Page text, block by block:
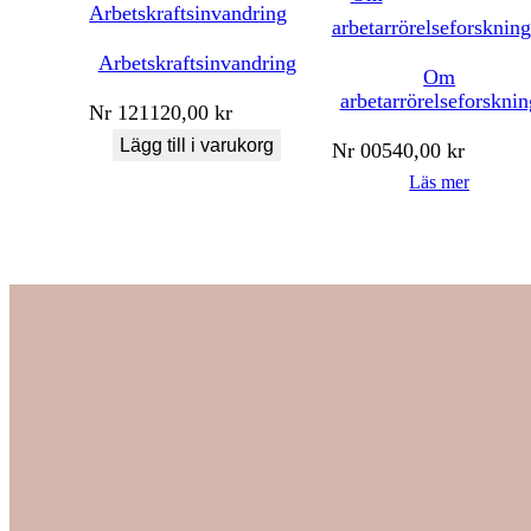
Arbetskraftsinvandring
Nr 121120,00kr
Lägg till i varukorg
Om
Nr 00540,00 kr
Läs mer